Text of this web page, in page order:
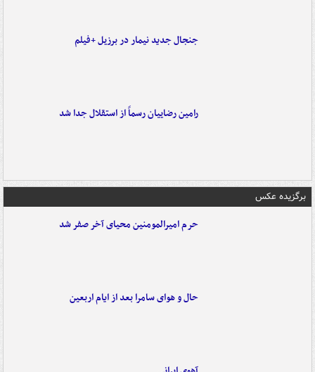
جنجال جدید نیمار در برزیل +فیلم
رامین رضاییان رسماً از استقلال جدا شد
برگزیده عکس
حرم امیرالمومنین محیای آخر صفر شد
حال و هوای سامرا بعد از ایام اربعین